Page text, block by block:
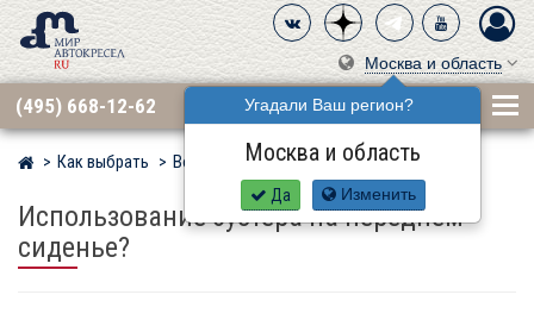
Москва и область
Угадали Ваш регион?
Москва и область
Да Изменить
(495) 668-12-62
Мир детских автокресел
Как выбрать Вопросы
Использование бустера на переднем
сиденье?